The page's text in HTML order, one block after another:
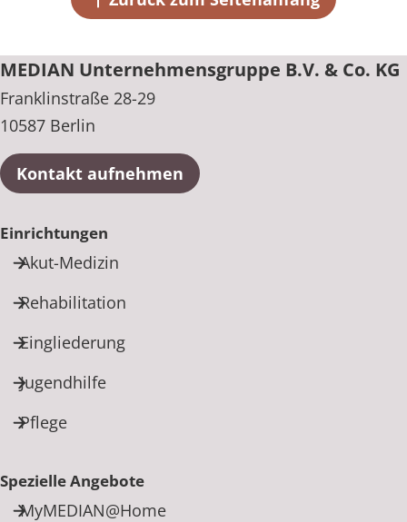
MEDIAN Unternehmensgruppe B.V. & Co. KG
Franklinstraße 28-29
10587 Berlin
Kontakt aufnehmen
Einrichtungen
Akut-Medizin
Rehabilitation
Eingliederung
Jugendhilfe
Pflege
Spezielle Angebote
MyMEDIAN@Home